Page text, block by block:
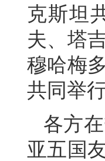
克斯坦
夫、塔
穆哈梅
共同举
各方
亚五国